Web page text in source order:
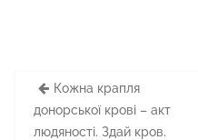
Навігація
записів
Кожна крапля
донорської крові – акт
людяності. Здай кров.